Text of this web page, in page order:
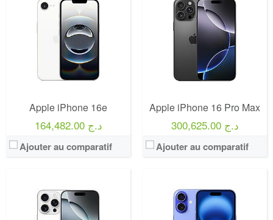
Apple iPhone 16e
164,482.00 د.ج
Ajouter au comparatif
Apple iPhone 16 Pro Max
300,625.00 د.ج
Ajouter au comparatif